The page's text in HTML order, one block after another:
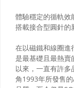
體驗穩定的循軌效
搭載接合型圓針的
在以磁鐵和線圈進
是最基礎且最熱賣
以來，一直有許多
角1993年所發售